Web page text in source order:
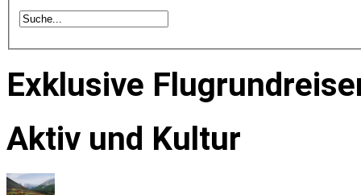
Exklusive
Aktiv und Kultur